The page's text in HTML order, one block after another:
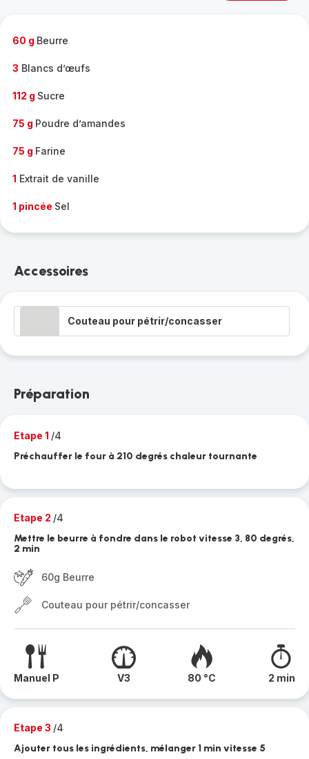
60 g Beurre
3 Blancs d’œufs
112 g Sucre
75 g Poudre d’amandes
75 g Farine
1 Extrait de vanille
1 pincée Sel
Accessoires
Couteau pour pétrir/concasser
Préparation
Etape 1 /4
Préchauffer le four à 210 degrés chaleur tournante
Etape 2 /4
Mettre le beurre à fondre dans le robot vitesse 3, 80 degrés,
2 min
60g Beurre
Couteau pour pétrir/concasser
Manuel P V3 80 °C 2 min
Etape 3 /4
Ajouter tous les ingrédients, mélanger 1 min vitesse 5